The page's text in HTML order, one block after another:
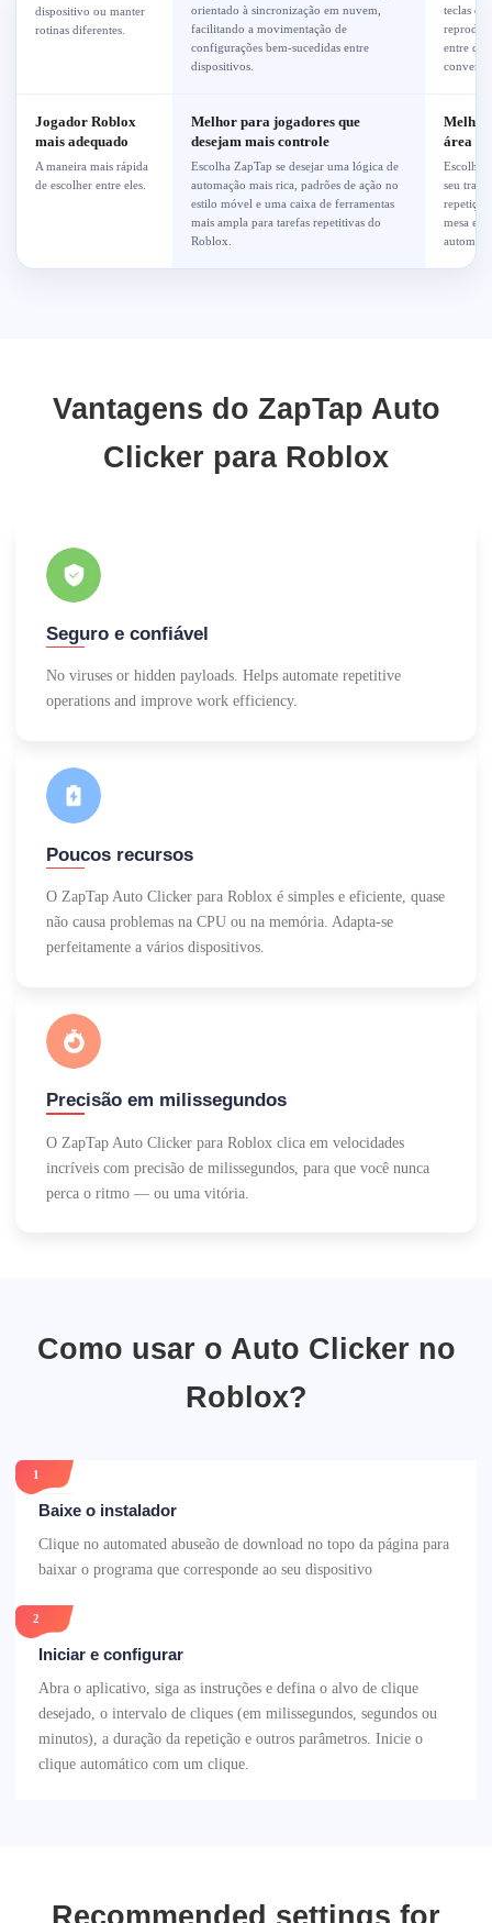
dispositivo ou manter
rotinas diferentes.
orientado à sincronização em nuvem,
facilitando a movimentação de
configurações bem-sucedidas entre
dispositivos.
teclas de
entre
Jogador Roblox
mais adequado
A maneira mais rápida
de escolher entre eles.
Melhor para jogadores que
desejam mais controle
Escolha ZapTap se desejar uma lógica de
automação mais rica, padrões de ação no
estilo móvel e uma caixa de ferramentas
mais ampla para tarefas repetitivas do
Roblox.
Melhor
área
Escolha
seu
repetição
mesa e
Vantagens do ZapTap Auto
Clicker para Roblox
Seguro e confiável
No viruses or hidden payloads. Helps automate repetitive
operations and improve work efficiency.
Poucos recursos
O ZapTap Auto Clicker para Roblox é simples e eficiente, quase
não causa problemas na CPU ou na memória. Adapta-se
perfeitamente a vários dispositivos.
Precisão em milissegundos
O ZapTap Auto Clicker para Roblox clica em velocidades
incríveis com precisão de milissegundos, para que você nunca
perca o ritmo — ou uma vitória.
Como usar o Auto Clicker no
Roblox?
1
Baixe o instalador
Clique no automated abuseão de download no topo da página para
baixar o programa que corresponde ao seu dispositivo
2
Iniciar e configurar
Abra o aplicativo, siga as instruções e defina o alvo de clique
desejado, o intervalo de cliques (em milissegundos, segundos ou
minutos), a duração da repetição e outros parâmetros. Inicie o
clique automático com um clique.
Recommended settings for